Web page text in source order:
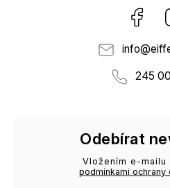
info@
245
Odebírat
Vložením e-mailu
podmínkami ochrany